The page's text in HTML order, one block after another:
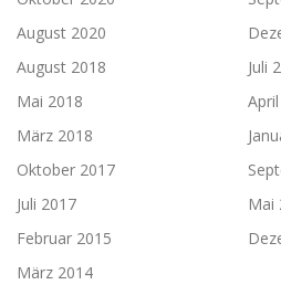
August 2020
August 2018
Juli
Mai 2018
März 2018
Oktober 2017
Juli 2017
Mai
Februar 2015
März 2014